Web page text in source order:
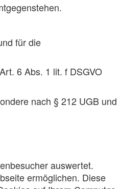
für die
6 Abs. 1 lit. f DSGVO
nach § 212 UGB und
auswertet.
ermöglichen. Diese